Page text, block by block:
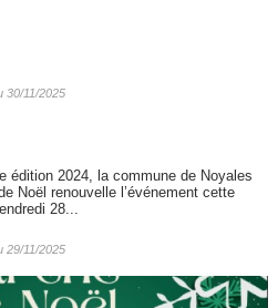
30/11/2025
édition 2024, la commune de Noyales
Noël renouvelle l’événement cette
28...
29/11/2025